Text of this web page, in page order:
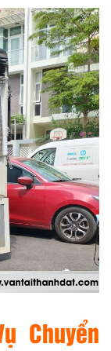
Chuyển